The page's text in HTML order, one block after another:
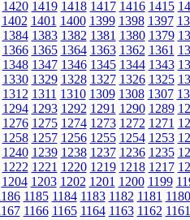
1420 1419 1418 1417 1416 1415
1402 1401 1400 1399 1398 1397
1384 1383 1382 1381 1380 1379
1366 1365 1364 1363 1362 1361
1348 1347 1346 1345 1344 1343
1330 1329 1328 1327 1326 1325
1312 1311 1310 1309 1308 1307
1294 1293 1292 1291 1290 1289
1276 1275 1274 1273 1272 1271
1258 1257 1256 1255 1254 1253
1240 1239 1238 1237 1236 1235
1222 1221 1220 1219 1218 1217
1204 1203 1202 1201 1200 1199
1185 1184 1183 1182 1181 1180
1166 1165 1164 1163 1162 1161